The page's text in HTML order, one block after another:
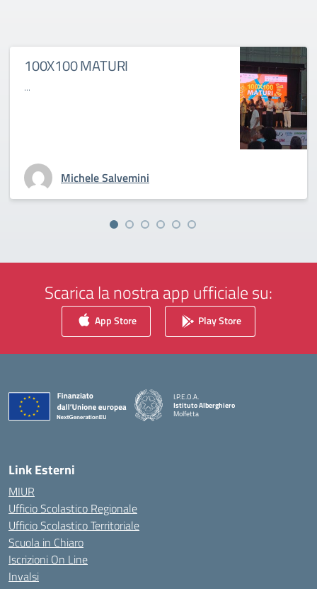
100X100 MATURI
...
Michele Salvemini
Scarica la nostra app ufficiale su:
App Store Play Store
I.P.E.O.A.
Istituto Alberghiero
Molfetta
Link Esterni
MIUR
Ufficio Scolastico Regionale
Ufficio Scolastico Territoriale
Scuola in Chiaro
Iscrizioni On Line
Invalsi